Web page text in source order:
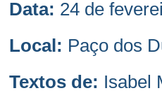
Data: 24 de
Local: Paço dos
Textos de: Isabel